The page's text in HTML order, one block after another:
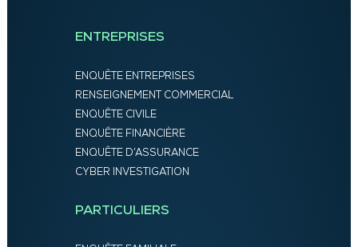
ENTREPRISES
ENQUÊTE ENTREPRISES
RENSEIGNEMENT COMMERCIAL
ENQUÊTE CIVILE
ENQUÊTE FINANCIÈRE
ENQUÊTE D’ASSURANCE
CYBER INVESTIGATION
PARTICULIERS